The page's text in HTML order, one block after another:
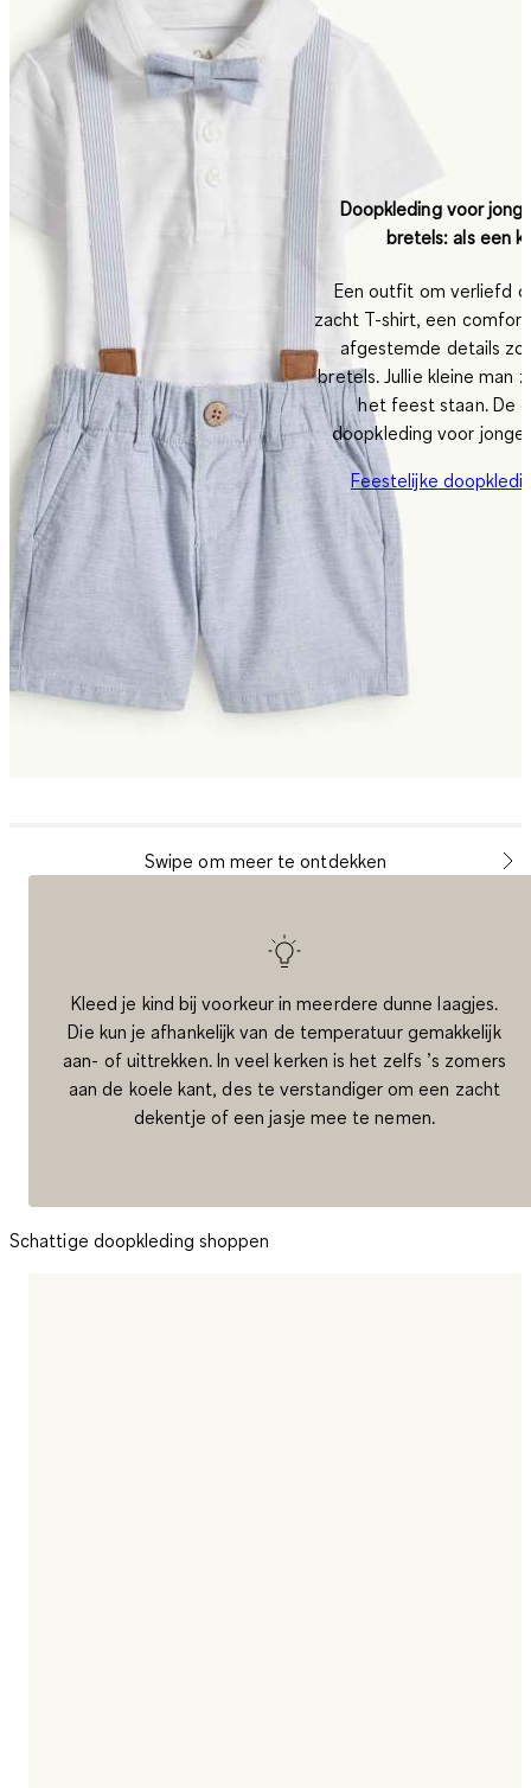
Doopkleding voor
bretels: als een
Een outfit om verliefd
zacht T-shirt, een
afgestemde details
bretels. Jullie kleine man
het feest staan. De
doopkleding voor
Feestelijke
Swipe om meer te ontdekken
Kleed je kind bij voorkeur in meerdere dunne laagjes.
Die kun je afhankelijk van de temperatuur gemakkelijk
aan- of uittrekken. In veel kerken is het zelfs ’s zomers
aan de koele kant, des te verstandiger om een zacht
dekentje of een jasje mee te nemen.
Schattige doopkleding shoppen